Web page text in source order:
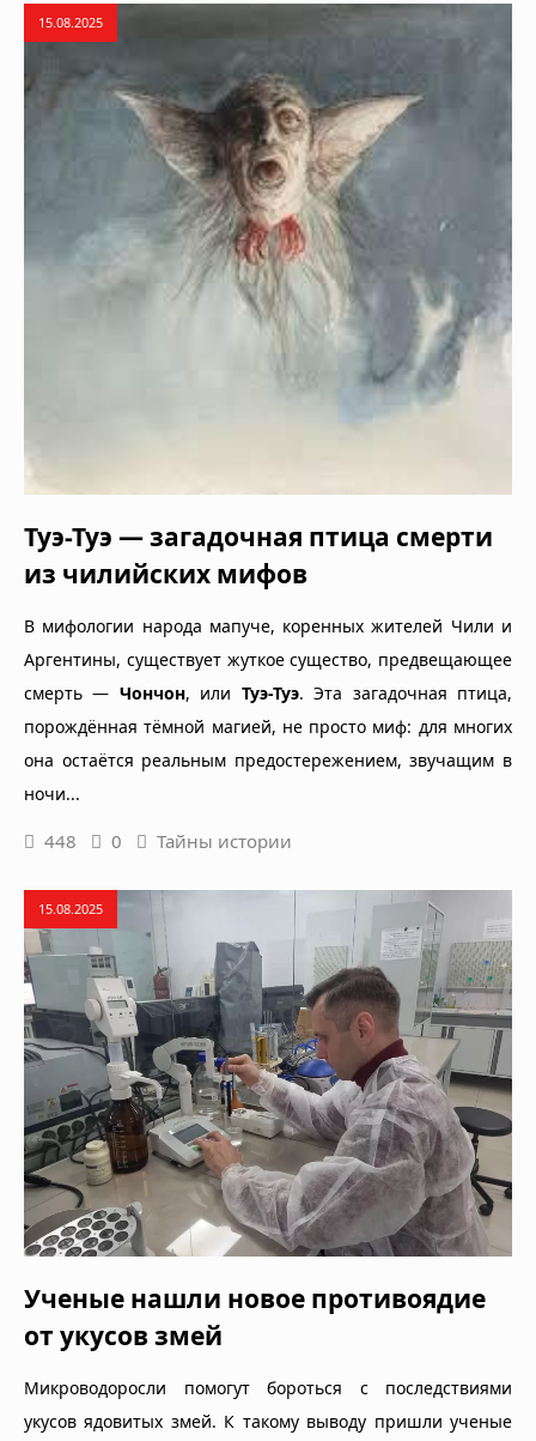
15.08.2025
Туэ-Туэ — загадочная птица смерти
из чилийских мифов
В мифологии народа мапуче, коренных жителей Чили и
Аргентины, существует жуткое существо, предвещающее
смерть — Чончон, или Туэ-Туэ. Эта загадочная птица,
порождённая тёмной магией, не просто миф: для многих
она остаётся реальным предостережением, звучащим в
ночи...
448 0 Тайны истории
15.08.2025
Ученые нашли новое противоядие
от укусов змей
Микроводоросли помогут бороться с последствиями
укусов ядовитых змей. К такому выводу пришли ученые